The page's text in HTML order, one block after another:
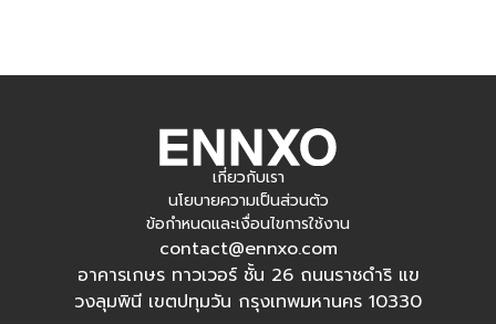
เกี่ยวกับเรา
นโยบายความเป็นส่วนตัว
ข้อกำหนดและเงื่อนไขการใช้งาน
contact@ennxo.com
อาคารเกษร ทาวเวอร์ ชั้น 26 ถนนราชดำริ แข
วงลุมพินี เขตปทุมวัน กรุงเทพมหานคร 10330